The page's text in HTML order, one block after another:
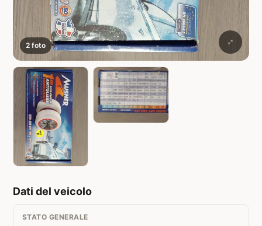
2 foto
Dati del veicolo
STATO GENERALE